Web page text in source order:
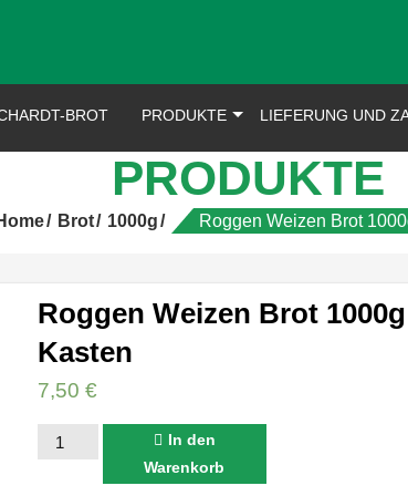
BROT
PRODUKTE LIEFERUNG UND
PRODUKTE
Brot 1000g Roggen Weizen Brot
Roggen Weizen Brot
Kasten
7,50€
Roggen
In den
Warenkorb